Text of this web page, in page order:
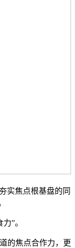
实焦点根基盘的同
”。
的焦点合作力，更